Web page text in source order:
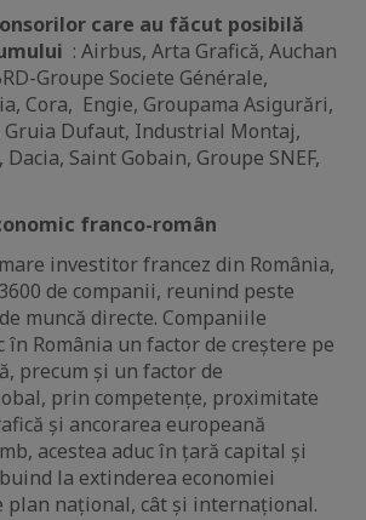
care au făcut posibilă
: Airbus, Arta Grafică, Auchan
Groupe Societe Générale,
Cora, Engie, Groupama Asigurări,
Gruia Dufaut, Industrial Montaj,
Saint Gobain, Groupe SNEF,
franco-român
investitor francez din România,
de companii, reunind peste
muncă directe. Companiile
în România un factor de creștere pe
precum și un factor de
prin competențe, proximitate
și ancorarea europeană
acestea aduc în țară capital și
la extinderea economiei
plan național, cât și internațional.